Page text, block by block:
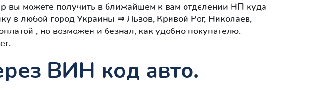
вы можете получить в ближайшем к вам отделении НП куда
в любой город Украины ⇒ Львов, Кривой Рог, Николаев,
, но возможен и безнал, как удобно покупателю.
ВИН код авто.